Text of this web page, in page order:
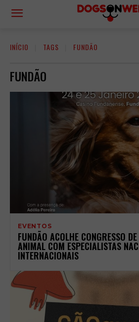
INÍCIO TAGS FUNDÃO
FUNDÃO
EVENTOS
FUNDÃO ACOLHE CONGRESSO
ANIMAL COM ESPECIALISTAS
INTERNACIONAIS